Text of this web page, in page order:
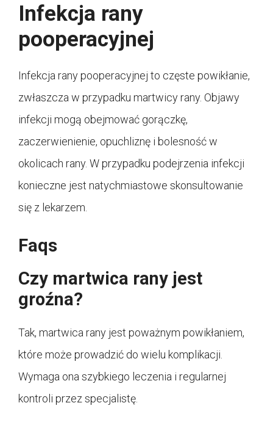
Infekcja rany
pooperacyjnej
Infekcja rany pooperacyjnej to częste powikłanie,
zwłaszcza w przypadku martwicy rany. Objawy
infekcji mogą obejmować gorączkę,
zaczerwienienie, opuchliznę i bolesność w
okolicach rany. W przypadku podejrzenia infekcji
konieczne jest natychmiastowe skonsultowanie
się z lekarzem.
Faqs
Czy martwica rany jest
groźna?
Tak, martwica rany jest poważnym powikłaniem,
które może prowadzić do wielu komplikacji.
Wymaga ona szybkiego leczenia i regularnej
kontroli przez specjalistę.